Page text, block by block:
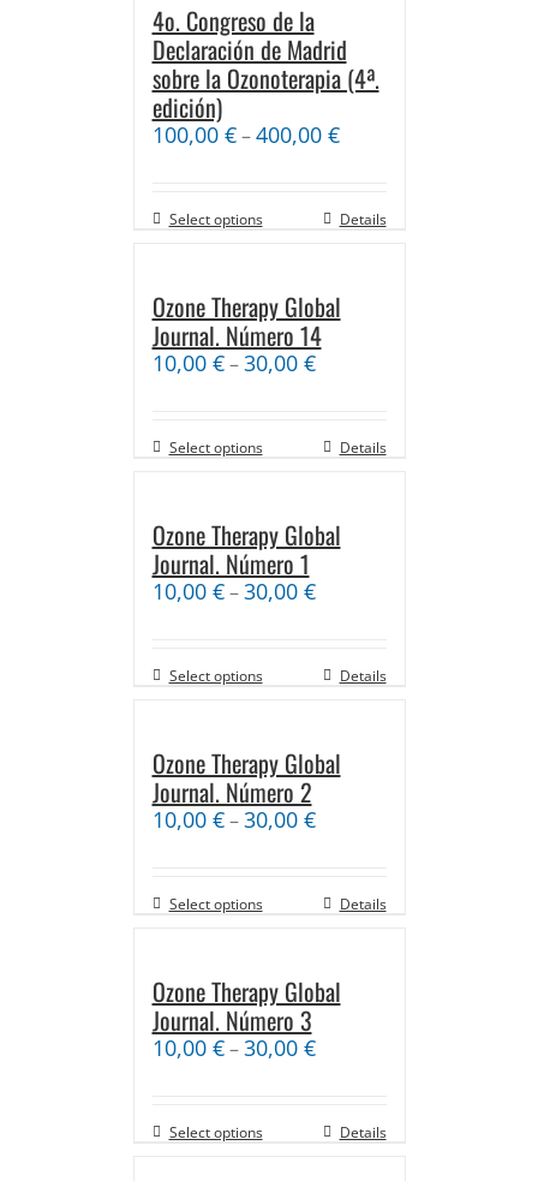
4o. Congreso de la
Declaración de Madrid
sobre la Ozonoterapia (4ª.
edición)
100,00 €–400,00 €
Select options Details
Ozone Therapy Global
Journal. Número 14
10,00 €–30,00 €
Select options Details
Ozone Therapy Global
Journal. Número 1
10,00 €–30,00 €
Select options Details
Ozone Therapy Global
Journal. Número 2
10,00 €–30,00 €
Select options Details
Ozone Therapy Global
Journal. Número 3
10,00 €–30,00 €
Select options Details